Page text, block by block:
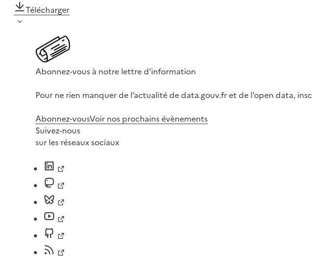
Télécharger
Abonnez-vous à notre lettre d'information
Pour ne rien manquer de l’actualité de data.gouv.fr et de l’open data,
Abonnez-vousVoir nos prochains évènements
Suivez-nous
sur les réseaux sociaux